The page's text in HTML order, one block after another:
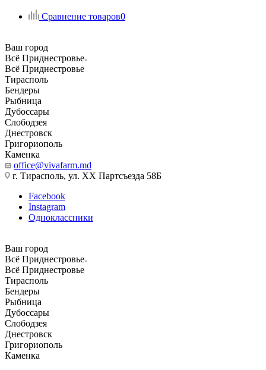
Сравнение товаров0
Ваш город
Всё Приднестровье
Всё Приднестровье
Тирасполь
Бендеры
Рыбница
Дубоссары
Слободзея
Днестровск
Григориополь
Каменка
office@vivafarm.md
г. Тирасполь, ул. ХХ Партсъезда 58Б
Facebook
Instagram
Одноклассники
Ваш город
Всё Приднестровье
Всё Приднестровье
Тирасполь
Бендеры
Рыбница
Дубоссары
Слободзея
Днестровск
Григориополь
Каменка